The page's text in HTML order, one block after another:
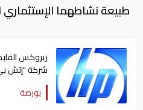
طبيعة نشاطهما
زيروكس
شركة "إتش بي" بـ 27
بورصة